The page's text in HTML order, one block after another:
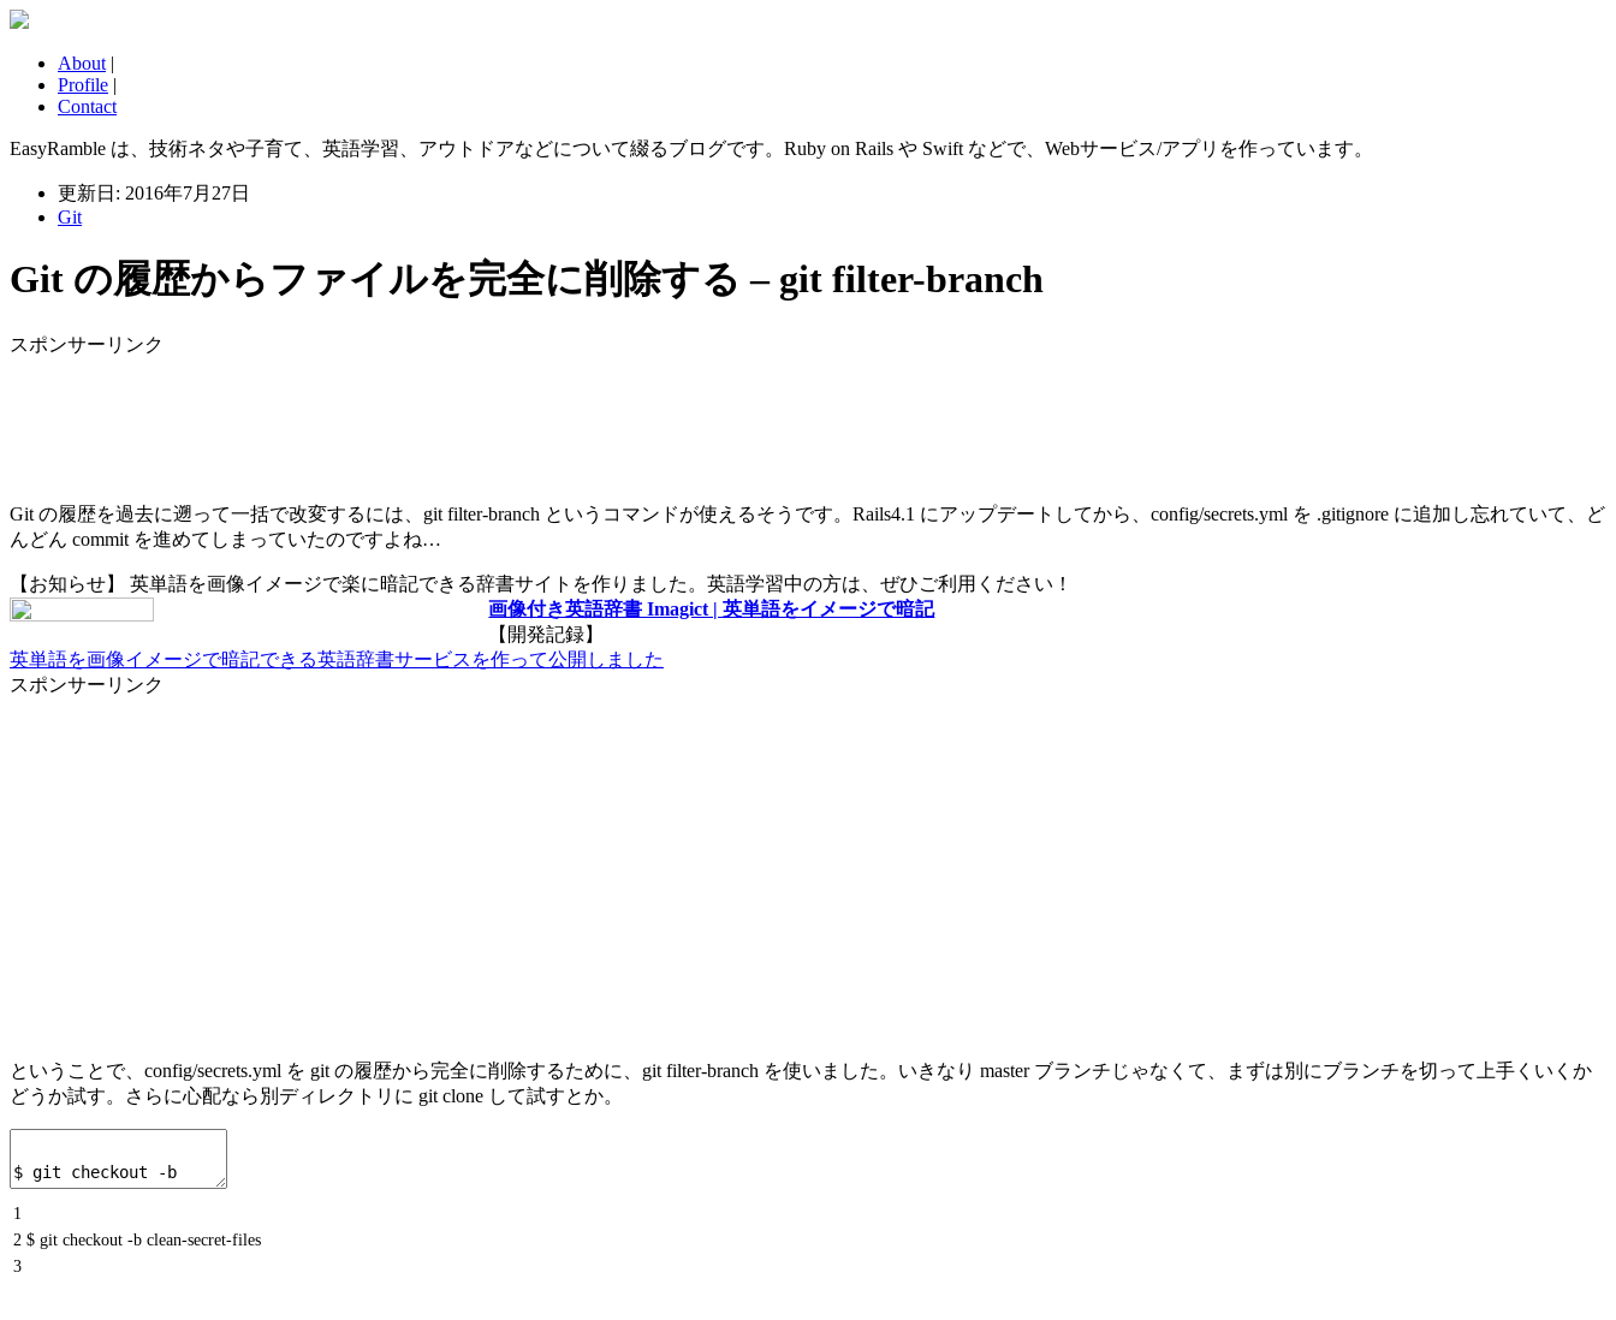
About |
Profile |
Contact
EasyRamble は、技術ネタや子育て、英語学習、アウトドアなどについて綴るブログです。Ruby on Rails や Swift などで、Webサービス/アプリを作っています。
更新日: 2016年7月27日
Git
Git の履歴からファイルを完全に削除する – git filter-branch
スポンサーリンク
Git の履歴を過去に遡って一括で改変するには、git filter-branch というコマンドが使えるそうです。Rails4.1 にアップデートしてから、config/secrets.yml を .gitignore に追加し忘れていて、ど
んどん commit を進めてしまっていたのですよね…
【お知らせ】 英単語を画像イメージで楽に暗記できる辞書サイトを作りました。英語学習中の方は、ぜひご利用ください！
画像付き英語辞書 Imagict | 英単語をイメージで暗記
【開発記録】
英単語を画像イメージで暗記できる英語辞書サービスを作って公開しました
スポンサーリンク
ということで、config/secrets.yml を git の履歴から完全に削除するために、git filter-branch を使いました。いきなり master ブランチじゃなくて、まずは別にブランチを切って上手くいくか
どうか試す。さらに心配なら別ディレクトリに git clone して試すとか。
1
2
3
$ git checkout -b clean-secret-files